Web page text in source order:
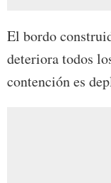
El bordo
deteriora todos
contención es